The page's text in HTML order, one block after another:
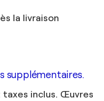
la livraison
supplémentaires.
taxes inclus. Œuvres